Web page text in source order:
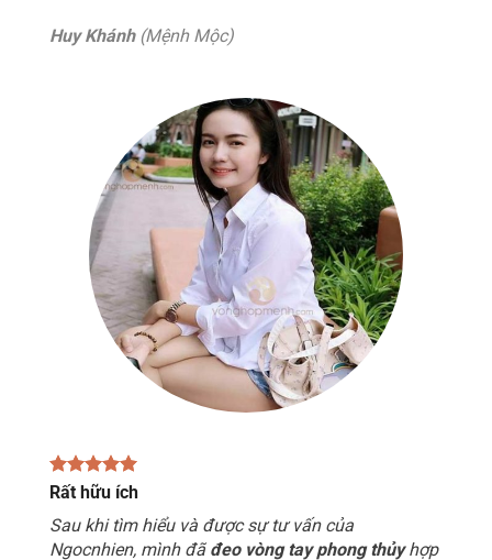
Huy Khánh(Mệnh Mộc)
Rất hữu ích
Sau khi tìm hiểu và được sự tư vấn của
Ngocnhien, mình đã đeo vòng tay phong thủyhợp